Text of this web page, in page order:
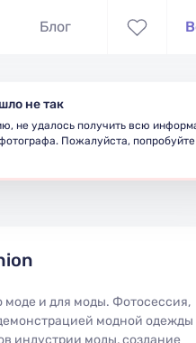
Блог
Доступность
моде и для моды. Фотосессия,
модной одежды
индустрии моды, создание
не так
не удалось получить всю
Пожалуйста,